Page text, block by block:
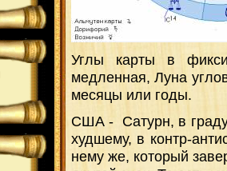
Углы карты в
медленная, Луна
месяцы или годы.
США - Сатурн, в
худшему, в контр-
нему же, который